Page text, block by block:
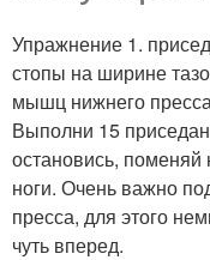
Упражнение 1.
стопы на ширине
мышц нижнего
Выполни 15
остановись, поменяй
ноги. Очень важно
пресса, для этого
чуть вперед.